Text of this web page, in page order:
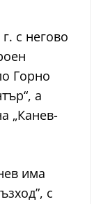
с негово
Горно
а
„Канев-
има
с